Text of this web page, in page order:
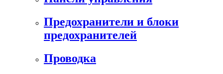
Предохранители и блоки
предохранителей
Проводка